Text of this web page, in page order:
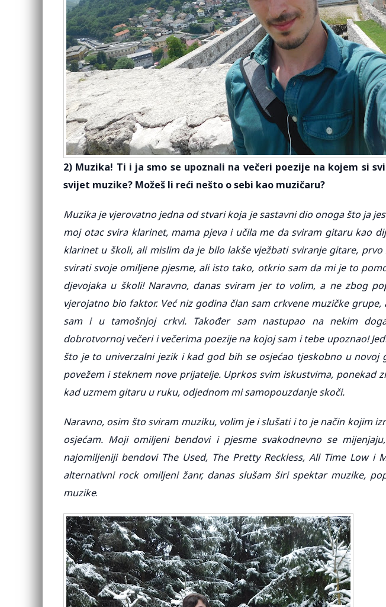
2) Muzika! Ti i ja smo se upoznali na večeri poezije na kojem si
svijet muzike? Možeš li reći nešto o sebi kao muzičaru?
Muzika je vjerovatno jedna od stvari koja je sastavni dio onoga što ja
moj otac svira klarinet, mama pjeva i učila me da sviram gitaru kao
klarinet u školi, ali mislim da je bilo lakše vježbati sviranje gitare,
svirati svoje omiljene pjesme, ali isto tako, otkrio sam da mi je to
djevojaka u školi! Naravno, danas sviram jer to volim, a ne zbog
vjerojatno bio faktor. Već niz godina član sam crkvene muzičke grupe,
sam i u tamošnjoj crkvi. Također sam nastupao na nekim
dobrotvornoj večeri i večerima poezije na kojoj sam i tebe upoznao!
što je to univerzalni jezik i kad god bih se osjećao tjeskobno u
povežem i steknem nove prijatelje. Uprkos svim iskustvima, ponekad
kad uzmem gitaru u ruku, odjednom mi samopouzdanje skoči.
Naravno, osim što sviram muziku, volim je i slušati i to je način kojim
osjećam. Moji omiljeni bendovi i pjesme svakodnevno se
najomiljeniji bendovi The Used, The Pretty Reckless, All Time Low i
alternativni rock omiljeni žanr, danas slušam širi spektar muzike,
muzike.